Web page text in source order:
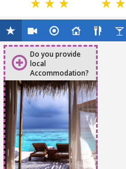
Do you provide
local
Accommodation?